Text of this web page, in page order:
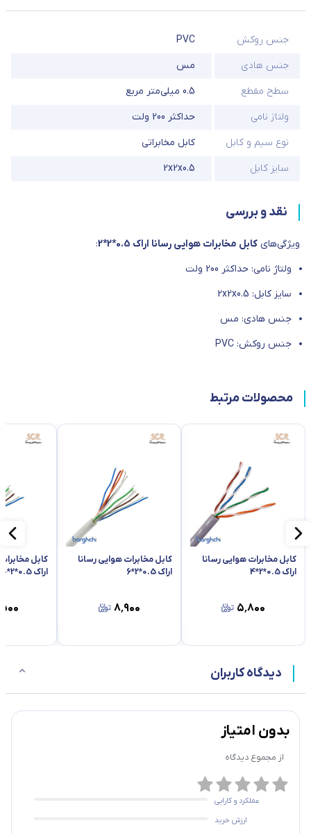
جنس روکش
PVC
جنس هادی
مس
سطح مقطع
0.5 میلی‌متر مربع
ولتاژ نامی
حداکثر 200 ولت
نوع سیم و کابل
کابل مخابراتی
سایز کابل
2x2x0.5
نقد و بررسی
ویژگی‌های کابل مخابرات هوایی رسانا اراک 0.5*2*2
:
ولتاژ نامی: حداکثر 200 ولت
سایز کابل: 2x2x0.5
جنس هادی: مس
جنس روکش: PVC
محصولات مرتبط
کابل مخابرات هوایی رسانا
اراک 0.5*2*4
۵٬۸۰۰
کابل مخابرات هوایی رسانا
اراک 0.5*2*6
۸٬۹۰۰
کابل
اراک 0.5*2*10
دیدگاه کاربران
بدون امتیاز
از مجموع دیدگاه
عملکرد و کارایی
ارزش خرید